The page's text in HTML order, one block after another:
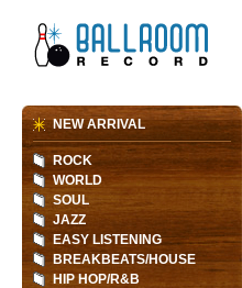
NEW ARRIVAL
ROCK
WORLD
SOUL
JAZZ
EASY LISTENING
BREAKBEATS/HOUSE
HIP HOP/R&B